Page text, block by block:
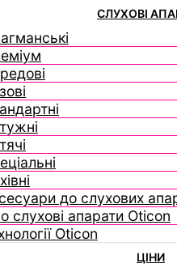
СЛУХОВІ
до слухових
слухові апарати Oticon
Oticon
ЦІНИ